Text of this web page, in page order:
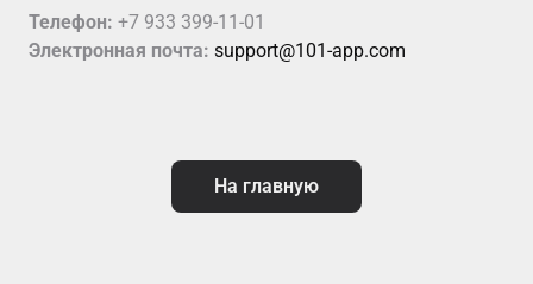
Телефон: +7 933 399-11-01
Электронная почта: support@101-app.com
На главную